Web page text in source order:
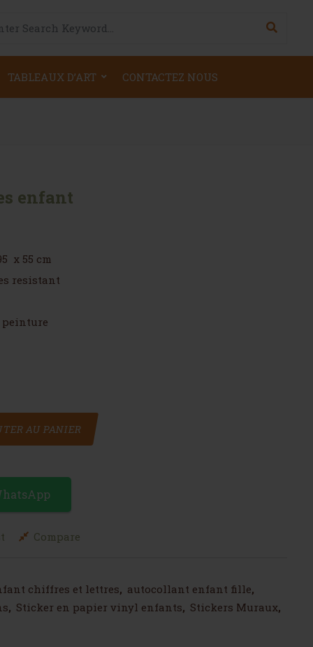
TABLEAUX D’ART CONTACTEZ NOUS
enfant
x 55 cm
resistant
peinture
enfant
AU PANIER
Compare
chiffres et lettres, autocollant enfant fille,
, Sticker en papier vinyl enfants, Stickers Muraux,